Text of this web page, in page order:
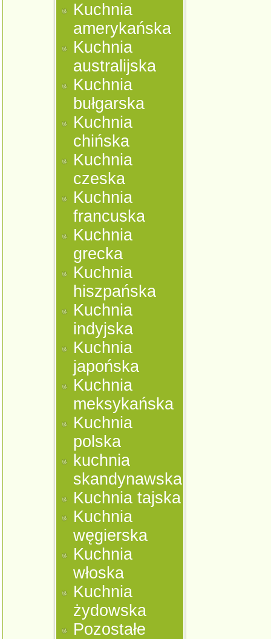
Kuchnia
amerykańska
Kuchnia
australijska
Kuchnia
bułgarska
Kuchnia
chińska
Kuchnia
czeska
Kuchnia
francuska
Kuchnia
grecka
Kuchnia
hiszpańska
Kuchnia
indyjska
Kuchnia
japońska
Kuchnia
meksykańska
Kuchnia
polska
kuchnia
skandynawska
Kuchnia tajska
Kuchnia
węgierska
Kuchnia
włoska
Kuchnia
żydowska
Pozostałe